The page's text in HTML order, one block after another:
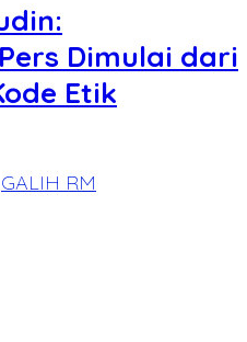
Dimulai dari
Etik
GALIH RM